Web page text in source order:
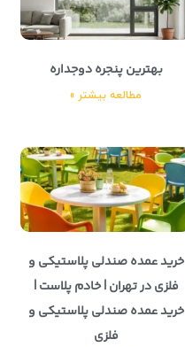
بهترین پنجره دوجداره
مطالعه بیشتر »
خرید عمده صندلی پلاستیکی و
فلزی در تهران | خادم پلاست |
خرید عمده صندلی پلاستیکی و
فلزی